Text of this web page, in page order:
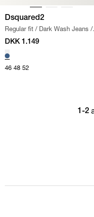
Dsquared2
Regular fit / Dark Wash Jeans /
DENIM
DKK 1.149
46 48 52
1-2